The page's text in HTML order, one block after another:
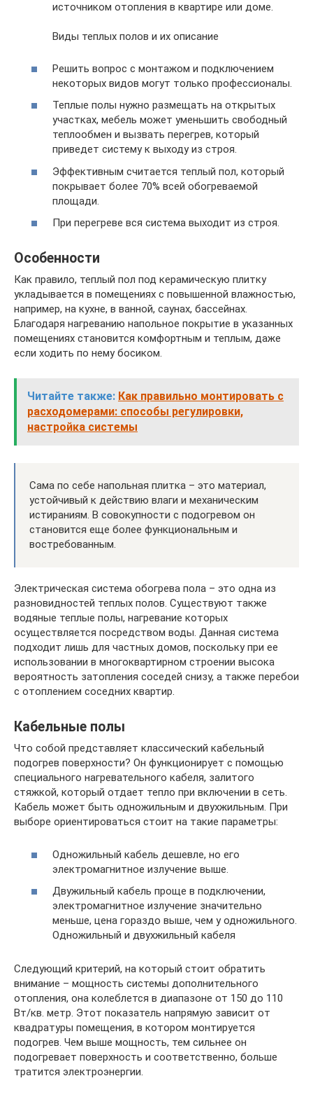
источником отопления в квартире или доме.
Виды теплых полов и их описание
Решить вопрос с монтажом и подключением
некоторых видов могут только профессионалы.
Теплые полы нужно размещать на открытых
участках, мебель может уменьшить свободный
теплообмен и вызвать перегрев, который
приведет систему к выходу из строя.
Эффективным считается теплый пол, который
покрывает более 70% всей обогреваемой
площади.
При перегреве вся система выходит из строя.
Особенности
Как правило, теплый пол под керамическую плитку
укладывается в помещениях с повышенной влажностью,
например, на кухне, в ванной, саунах, бассейнах.
Благодаря нагреванию напольное покрытие в указанных
помещениях становится комфортным и теплым, даже
если ходить по нему босиком.
Читайте также: Как правильно монтировать с
расходомерами: способы регулировки,
настройка системы
Сама по себе напольная плитка – это материал,
устойчивый к действию влаги и механическим
истираниям. В совокупности с подогревом он
становится еще более функциональным и
востребованным.
Электрическая система обогрева пола – это одна из
разновидностей теплых полов. Существуют также
водяные теплые полы, нагревание которых
осуществляется посредством воды. Данная система
подходит лишь для частных домов, поскольку при ее
использовании в многоквартирном строении высока
вероятность затопления соседей снизу, а также перебои
с отоплением соседних квартир.
Кабельные полы
Что собой представляет классический кабельный
подогрев поверхности? Он функционирует с помощью
специального нагревательного кабеля, залитого
стяжкой, который отдает тепло при включении в сеть.
Кабель может быть одножильным и двухжильным. При
выборе ориентироваться стоит на такие параметры:
Одножильный кабель дешевле, но его
электромагнитное излучение выше.
Двужильный кабель проще в подключении,
электромагнитное излучение значительно
меньше, цена гораздо выше, чем у одножильного.
Одножильный и двухжильный кабеля
Следующий критерий, на который стоит обратить
внимание – мощность системы дополнительного
отопления, она колеблется в диапазоне от 150 до 110
Вт/кв. метр. Этот показатель напрямую зависит от
квадратуры помещения, в котором монтируется
подогрев. Чем выше мощность, тем сильнее он
подогревает поверхность и соответственно, больше
тратится электроэнергии.